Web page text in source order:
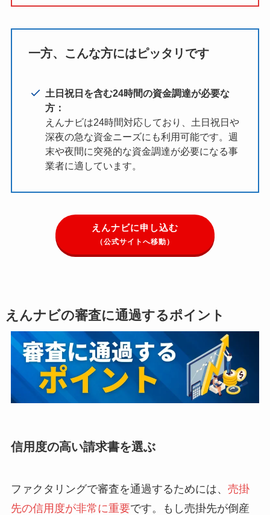
一方、こんな方にはピッタリです
土日祝日を含む24時間の資金調達が必要な
方：
えんナビは24時間対応しており、土日祝日や
深夜の急な資金ニーズにも利用可能です。週
末や夜間に突発的な資金調達が必要になる事
業者に適しています。
えんナビに申し込む
（公式サイトへ移動）
えんナビの審査に通過するポイント
信用度の高い請求書を選ぶ
ファクタリングで審査を通過するためには、 売掛
先の信用度が非常に重要です。もし売掛先が倒産